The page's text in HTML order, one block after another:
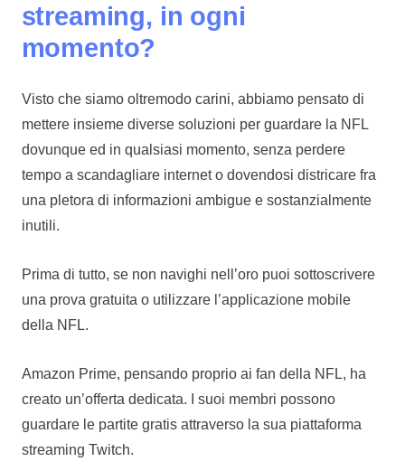
streaming, in ogni
momento?
Visto che siamo oltremodo carini, abbiamo pensato di
mettere insieme diverse soluzioni per guardare la NFL
dovunque ed in qualsiasi momento, senza perdere
tempo a scandagliare internet o dovendosi districare fra
una pletora di informazioni ambigue e sostanzialmente
inutili.
Prima di tutto, se non navighi nell’oro puoi sottoscrivere
una prova gratuita o utilizzare l’applicazione mobile
della NFL.
Amazon Prime, pensando proprio ai fan della NFL, ha
creato un’offerta dedicata. I suoi membri possono
guardare le partite gratis attraverso la sua piattaforma
streaming Twitch.